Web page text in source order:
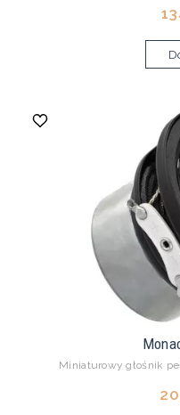
Miniaturowy głośnik